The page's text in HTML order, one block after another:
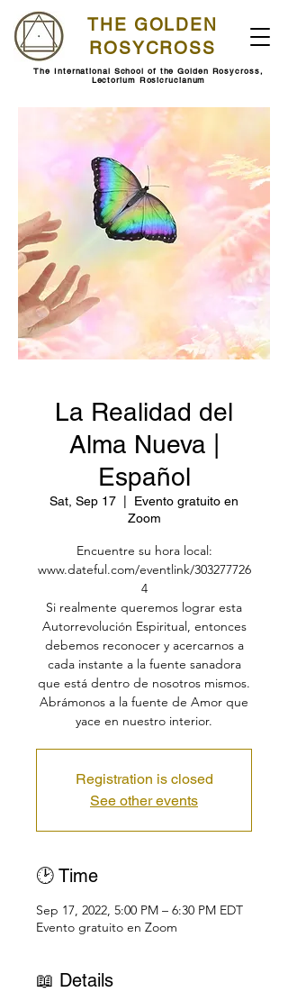
THE GOLDEN
ROSYCROSS
The International School of the Golden Rosycross,
Lectorium Rosicrucianum
La Realidad del
Alma Nueva |
Español
Sat, Sep 17
Evento gratuito en
Zoom
Encuentre su hora local:
www.dateful.com/eventlink/303277726
4
Si realmente queremos lograr esta
Autorrevolución Espiritual, entonces
debemos reconocer y acercarnos a
cada instante a la fuente sanadora
que está dentro de nosotros mismos.
Abrámonos a la fuente de Amor que
yace en nuestro interior.
Registration is closed
See other events
🕑 Time
Sep 17, 2022, 5:00 PM – 6:30 PM EDT
Evento gratuito en Zoom
📖 Details